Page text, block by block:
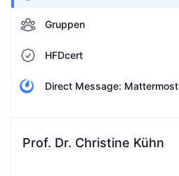
Gruppen
HFDcert
Direct Message: Mattermost
Prof. Dr. Christine Kühn